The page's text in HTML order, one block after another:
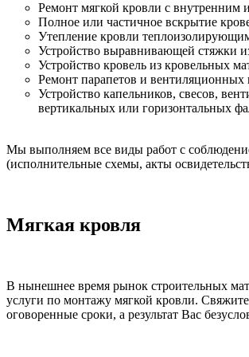
Ремонт мягкой кровли с
Полное или частичное вскрытие
Утепление кровли
Устройство выравнивающей стяжки
Устройство кровель из кровельных
Ремонт парапетов и вентиляционных
Устройство капельников, свесов,
вертикальных или горизонтальных
Мы выполняем все виды работ с
(исполнительные схемы, акты
Мягкая кровля
В нынешнее время рынок строительных
услуги по монтажу мягкой кровли.
оговоренные сроки, а результат Вас